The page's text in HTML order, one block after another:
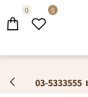
03-5333555
0 0